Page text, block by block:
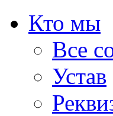
Кто мы
Все
Устав